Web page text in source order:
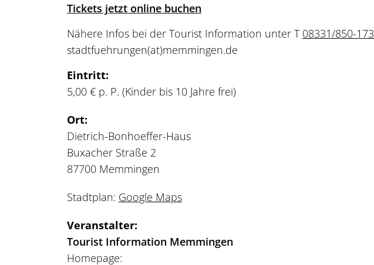
Tickets jetzt online buchen
Nähere Infos bei der Tourist Information unter T 08331/850-173
stadtfuehrungen(at)memmingen.de
Eintritt:
5,00 € p. P. (Kinder bis 10 Jahre frei)
Ort:
Dietrich-Bonhoeffer-Haus
Buxacher Straße 2
87700 Memmingen
Stadtplan: Google Maps
Veranstalter:
Tourist Information Memmingen
Homepage: